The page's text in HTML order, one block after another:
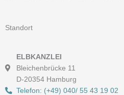
Standort
ELBKANZLEI
Bleichenbrücke 11
D-20354 Hamburg
Telefon: (+49) 040/ 55 43 19 02